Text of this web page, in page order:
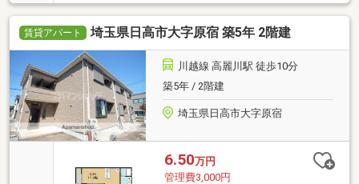
賃貸アパート 埼玉県日高市大字原宿 築5年 2階建
川越線 高麗川駅 徒歩10分
築5年 / 2階建
埼玉県日高市大字原宿
6.50万円
管理費3,000円